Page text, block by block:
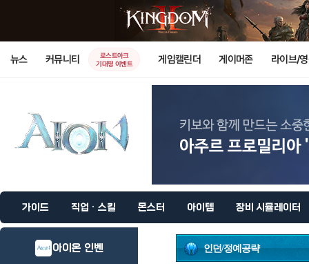
뉴스 커뮤니티
로스트아크
기대평 이벤트
게임캘린더 게이머존 라이브/
가이드 직업 · 스킬 몬스터 아이템 장비 시뮬레이터
아이온 인벤 인던/정예공략